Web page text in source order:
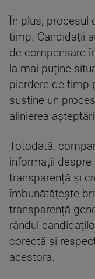
În plus, procesul
timp. Candidații
de compensare
la mai puține
pierdere de timp
susține un
alinierea
Totodată,
informații despre
transparență și
îmbunătățește
transparență
rândul
corectă și
acestora.